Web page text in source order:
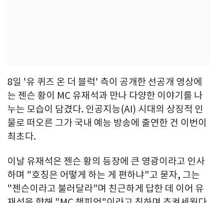
8일 '유 퀴즈 온 더 블럭' 측이 공개한 선공개 영상에
는 젠슨 황이 MC 유재석과 만나 다양한 이야기를 나
누는 모습이 담겼다. 인공지능(AI) 시대의 상징적 인
물로 떠오른 그가 국내 예능 방송에 출연한 건 이번이
최초다.
이날 유재석은 젠슨 황의 등장에 큰 영광이라고 인사
하며 "호칭은 어떻게 하는 게 편하냐"고 묻자, 그는
"젠슨이라고 불러달라"며 친근하게 답한 데 이어 유